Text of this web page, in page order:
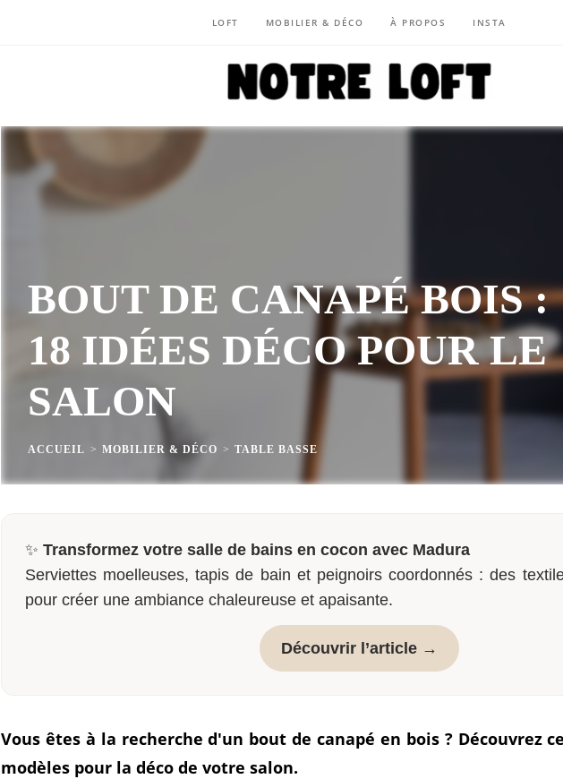
LOFT MOBILIER & DÉCO À PROPOS INSTA
BOUT DE CANAPÉ BOIS :
18 IDÉES DÉCO POUR LE
SALON
ACCUEIL > MOBILIER & DÉCO > TABLE BASSE
✨ Transformez votre salle de bains en cocon avec Madura
Serviettes moelleuses, tapis de bain et peignoirs coordonnés : des
pour créer une ambiance chaleureuse et apaisante.
Découvrir l’article →
Vous êtes à la recherche d'un bout de canapé en bois ? Découvrez
modèles pour la déco de votre salon.